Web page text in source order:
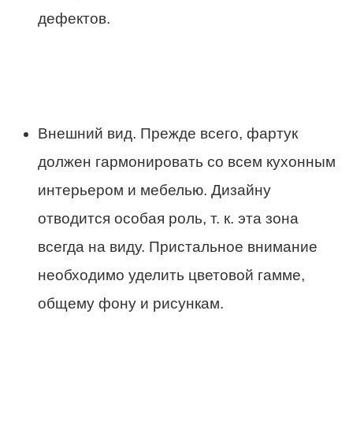
дефектов.
Внешний вид. Прежде всего, фартук
должен гармонировать со всем кухонным
интерьером и мебелью. Дизайну
отводится особая роль, т. к. эта зона
всегда на виду. Пристальное внимание
необходимо уделить цветовой гамме,
общему фону и рисункам.